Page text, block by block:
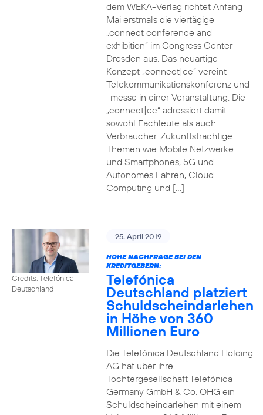
dem WEKA-Verlag richtet Anfang
Mai erstmals die viertägige
„connect conference and
exhibition“ im Congress Center
Dresden aus. Das neuartige
Konzept „connect|ec“ vereint
Telekommunikationskonferenz und
-messe in einer Veranstaltung. Die
„connect|ec“ adressiert damit
sowohl Fachleute als auch
Verbraucher. Zukunftsträchtige
Themen wie Mobile Netzwerke
und Smartphones, 5G und
Autonomes Fahren, Cloud
Computing und […]
Credits: Telefónica
Deutschland
25. April 2019
HOHE NACHFRAGE BEI DEN
KREDITGEBERN:
Telefónica
Deutschland platziert
Schuldscheindarlehen
in Höhe von 360
Millionen Euro
Die Telefónica Deutschland Holding
AG hat über ihre
Tochtergesellschaft Telefónica
Germany GmbH & Co. OHG ein
Schuldscheindarlehen mit einem